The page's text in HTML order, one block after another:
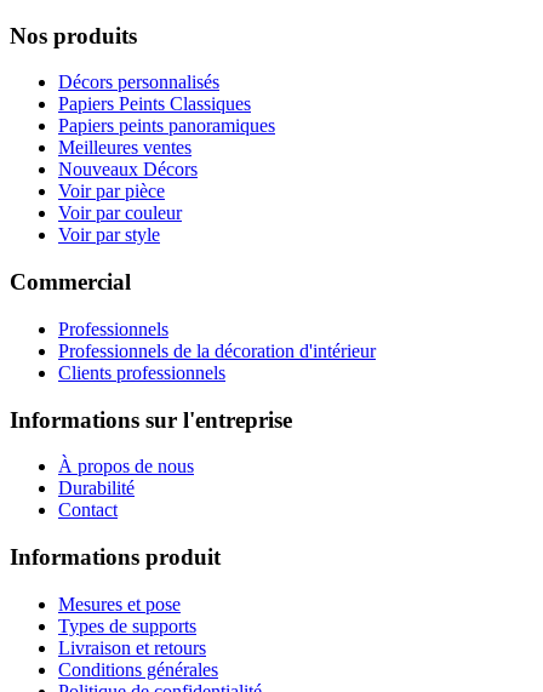
Nos produits
Décors personnalisés
Papiers Peints Classiques
Papiers peints panoramiques
Meilleures ventes
Nouveaux Décors
Voir par pièce
Voir par couleur
Voir par style
Commercial
Professionnels
Professionnels de la décoration d'intérieur
Clients professionnels
Informations sur l'entreprise
À propos de nous
Durabilité
Contact
Informations produit
Mesures et pose
Types de supports
Livraison et retours
Conditions générales